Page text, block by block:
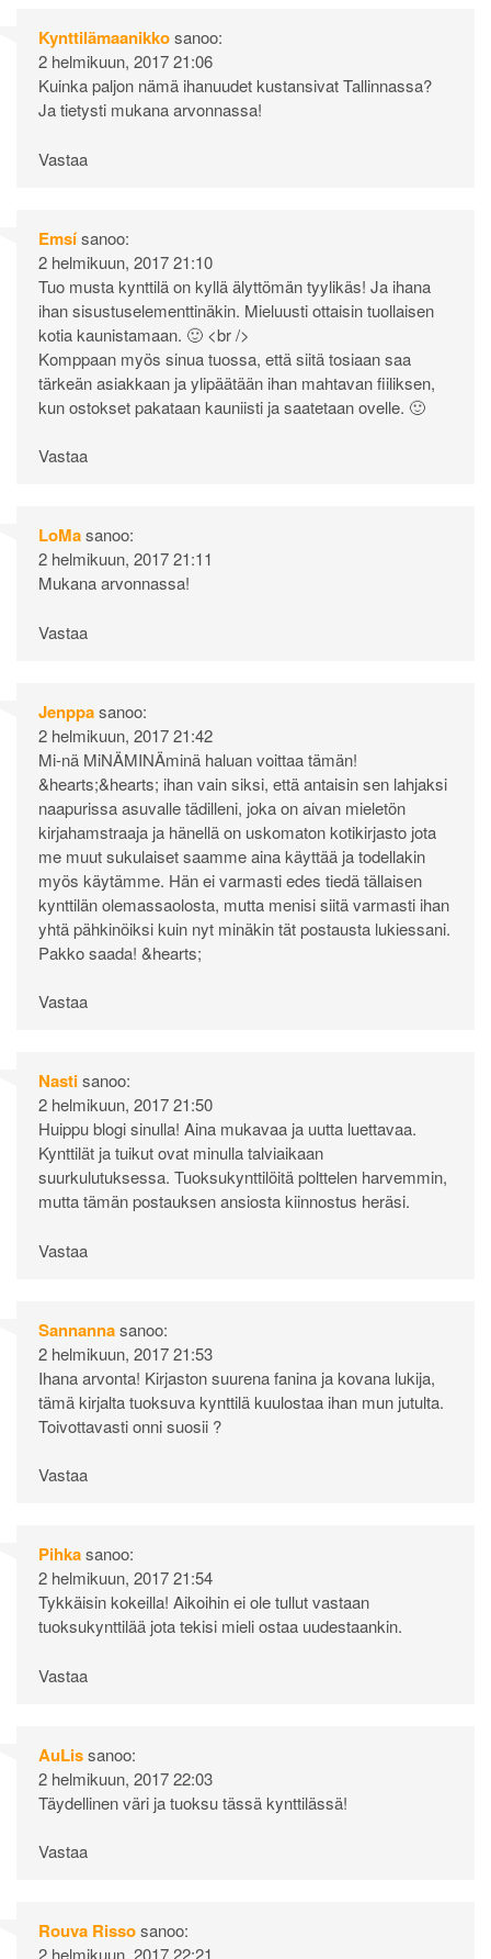
Kynttilämaanikkosanoo:
2 helmikuun, 2017 21:06
Kuinka paljon nämä ihanuudet kustansivat Tallinnassa?
Ja tietysti mukana arvonnassa!
Vastaa
Emsísanoo:
2 helmikuun, 2017 21:10
Tuo musta kynttilä on kyllä älyttömän tyylikäs! Ja ihana
ihan sisustuselementtinäkin. Mieluusti ottaisin tuollaisen
kotia kaunistamaan. 🙂 <br />
Komppaan myös sinua tuossa, että siitä tosiaan saa
tärkeän asiakkaan ja ylipäätään ihan mahtavan fiiliksen,
kun ostokset pakataan kauniisti ja saatetaan ovelle. 🙂
Vastaa
LoMasanoo:
2 helmikuun, 2017 21:11
Mukana arvonnassa!
Vastaa
Jenppasanoo:
2 helmikuun, 2017 21:42
Mi-nä MiNÄMINÄminä haluan voittaa tämän!
&hearts;&hearts; ihan vain siksi, että antaisin sen lahjaksi
naapurissa asuvalle tädilleni, joka on aivan mieletön
kirjahamstraaja ja hänellä on uskomaton kotikirjasto jota
me muut sukulaiset saamme aina käyttää ja todellakin
myös käytämme. Hän ei varmasti edes tiedä tällaisen
kynttilän olemassaolosta, mutta menisi siitä varmasti ihan
yhtä pähkinöiksi kuin nyt minäkin tät postausta lukiessani.
Pakko saada! &hearts;
Vastaa
Nastisanoo:
2 helmikuun, 2017 21:50
Huippu blogi sinulla! Aina mukavaa ja uutta luettavaa.
Kynttilät ja tuikut ovat minulla talviaikaan
suurkulutuksessa. Tuoksukynttilöitä polttelen harvemmin,
mutta tämän postauksen ansiosta kiinnostus heräsi.
Vastaa
Sannannasanoo:
2 helmikuun, 2017 21:53
Ihana arvonta! Kirjaston suurena fanina ja kovana lukija,
tämä kirjalta tuoksuva kynttilä kuulostaa ihan mun jutulta.
Toivottavasti onni suosii ?
Vastaa
Pihkasanoo:
2 helmikuun, 2017 21:54
Tykkäisin kokeilla! Aikoihin ei ole tullut vastaan
tuoksukynttilää jota tekisi mieli ostaa uudestaankin.
Vastaa
AuLissanoo:
2 helmikuun, 2017 22:03
Täydellinen väri ja tuoksu tässä kynttilässä!
Vastaa
Rouva Rissosanoo: